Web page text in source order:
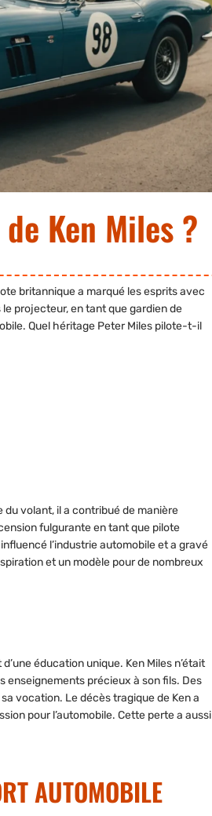
Ken Miles ?
britannique a marqué les esprits avec
projecteur, en tant quegardien de
Quel héritage Peter Miles pilote-t-il
du volant, il a contribué de manière
fulgurante en tant que pilote
l’industrie automobileet a gravé
etun modèle pour de nombreux
éducation unique. Ken Miles n’était
enseignements précieux à son fils. Des
vocation. Le décès tragique de Ken a
pour l’automobile. Cette perte a aussi
AUTOMOBILE